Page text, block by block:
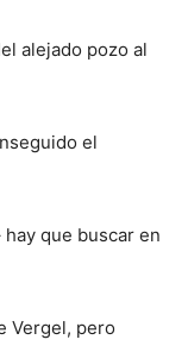
alejado pozo al
el
que buscar en
Vergel, pero